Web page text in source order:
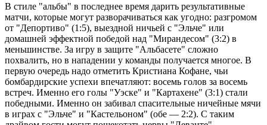
В стиле "альбы" в последнее время дарить результативные
матчи, которые могут разворачиваться как угодно: разгромом
от "Депортиво" (1:5), выездной ничьей с "Эльче" или
домашней эффектной победой над "Мирандесом" (3:2) в
меньшинстве. За игру в защите "Альбасете" сложно
похвалить, но в нападении у команды получается многое. В
первую очередь надо отметить Кристиана Кофане, чьи
бомбардирские успехи впечатляют: восемь голов за восемь
встреч. Именно его голы "Уэске" и "Картахене" (3:1) стали
победными. Именно он забивал спасительные ничейные мячи
в играх с "Эльче" и "Кастельоном" (обе ― 2:2). С таким